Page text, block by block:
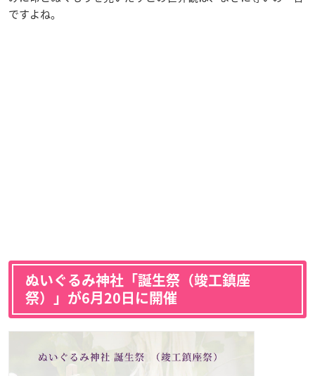
ですよね。
ぬいぐるみ神社「誕生祭（竣工鎮座
祭）」が6月20日に開催